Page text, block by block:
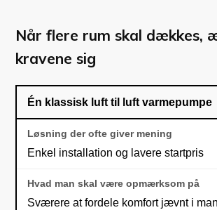
Når flere rum skal dækkes,
kravene sig
Én klassisk luft til luft varmepumpe
Enkel installation og lavere startpris
Sværere at fordele komfort jævnt i